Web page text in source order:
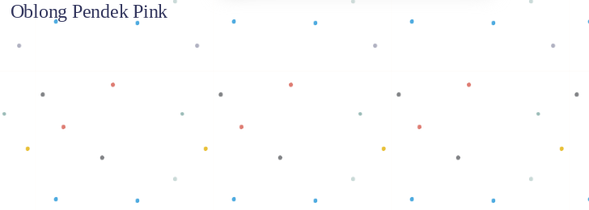
Oblong Pendek Pink
Baca selengkapnya